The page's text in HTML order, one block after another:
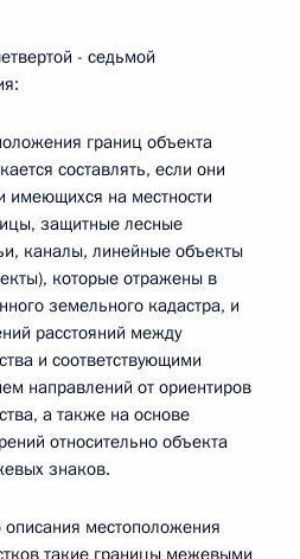
- седьмой
границ объекта
составлять, если они
имеющихся на местности
защитные лесные
каналы, линейные объекты
которые отражены в
земельного кадастра, и
расстояний между
и соответствующими
направлений от ориентиров
а также на основе
относительно объекта
знаков.
описания местоположения
такие границы межевыми